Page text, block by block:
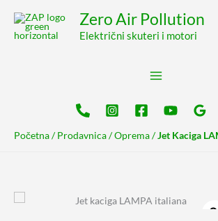
sadržaj
Zero Air Pollution
Električni skuteri i motori
Početna/Prodavnica/Oprema/Jet Kaciga